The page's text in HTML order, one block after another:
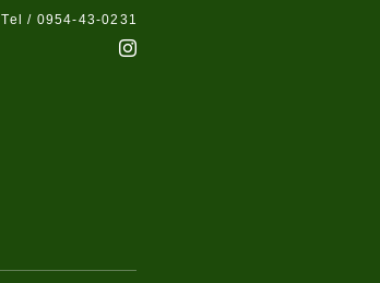
Tel / 0954-43-0231